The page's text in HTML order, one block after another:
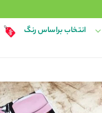
انتخاب براساس رنگ